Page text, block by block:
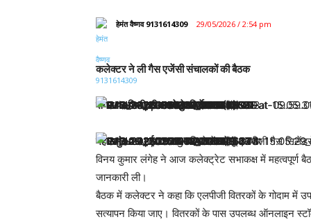
हेमंत वैष्णव 9131614309 29/05/2026 / 2:54 pm
कलेक्टर ने ली गैस एजेंसी संचालकों की बैठक
समय पर डिलीवरी करने के निर्देश
महासमुंद 29 मई 2026-जिले में घरेलू एलपीजी गैस
विनय कुमार लंगेह ने आज कलेक्ट्रेट सभाकक्ष में महत्वपूर्ण
जानकारी ली।
बैठक में कलेक्टर ने कहा कि एलपीजी वितरकों के गोदाम में
सत्यापन किया जाए। वितरकों के पास उपलब्ध ऑनलाइन